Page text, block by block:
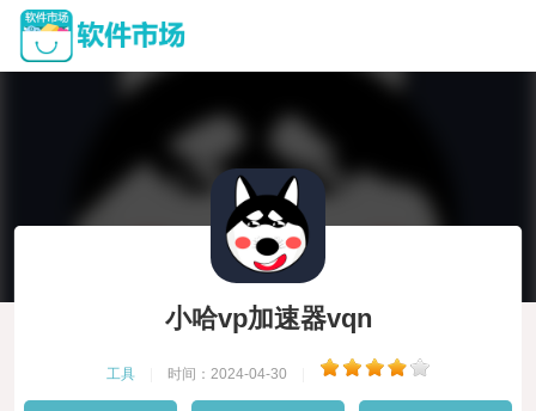
小哈vp加速器vqn
工具 时间：2024-04-30